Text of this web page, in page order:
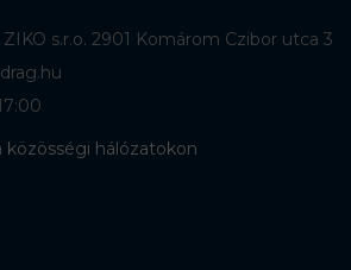
s.r.o. 2901 Komárom Czibor utca 3
közösségi hálózatokon